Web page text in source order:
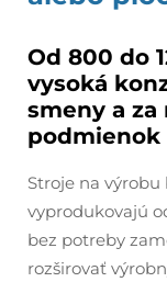
Od 800 do
vysoká
smeny a
podmienok
Stroje na
vyprodukovajú
bez potreby
rozširovať